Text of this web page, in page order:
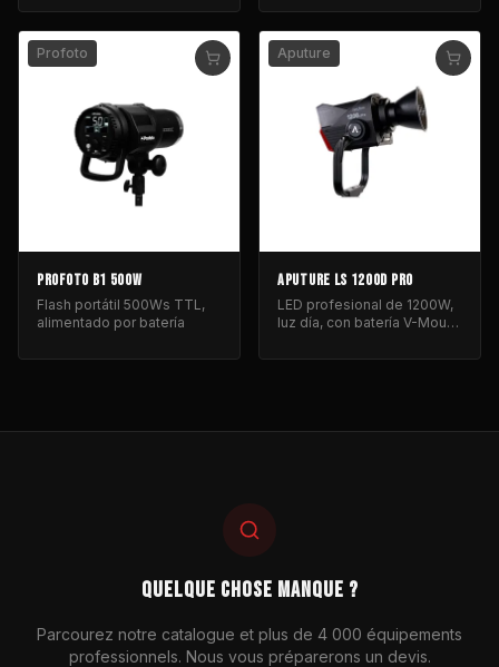
Profoto
PROFOTO B1 500W
Flash portátil 500Ws TTL,
alimentado por batería
Aputure
APUTURE LS 1200D PRO
LED profesional de 1200W,
luz día, con batería V-Mount
fotografía.
QUELQUE CHOSE MANQUE ?
Parcourez notre catalogue et plus de 4 000 équipements
professionnels. Nous vous préparerons un devis.